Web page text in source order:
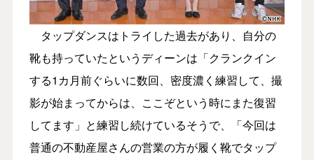
タップダンスはトライした過去があり、自分の
靴も持っていたというディーンは「クランクイン
する1カ月前ぐらいに数回、密度濃く練習して、撮
影が始まってからは、ここぞという時にまた復習
してます」と練習し続けているそうで、「今回は
普通の不動産屋さんの営業の方が履く靴でタップ